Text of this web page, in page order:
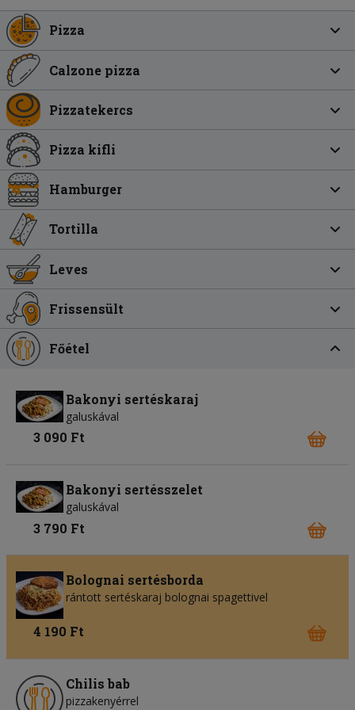
Pizza
Calzone pizza
Pizzatekercs
Pizza kifli
Hamburger
Tortilla
Leves
Frissensült
Főétel
Bakonyi sertéskaraj
galuskával
3 090 Ft
Bakonyi sertésszelet
galuskával
3 790 Ft
Bolognai sertésborda
rántott sertéskaraj bolognai spagettivel
4 190 Ft
Chilis bab
pizzakenyérrel